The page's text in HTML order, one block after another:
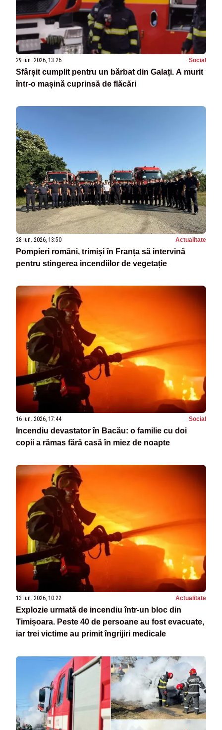
29 iun. 2026, 13:26 Social
Sfârșit cumplit pentru un bărbat din Galați. A murit
într-o mașină cuprinsă de flăcări
28 iun. 2026, 13:50 Actualitate
Pompieri români, trimiși în Franța să intervină
pentru stingerea incendiilor de vegetație
16 iun. 2026, 17:44 Social
Incendiu devastator în Bacău: o familie cu doi
copii a rămas fără casă în miez de noapte
13 iun. 2026, 10:22 Actualitate
Explozie urmată de incendiu într-un bloc din
Timișoara. Peste 40 de persoane au fost evacuate,
iar trei victime au primit îngrijiri medicale